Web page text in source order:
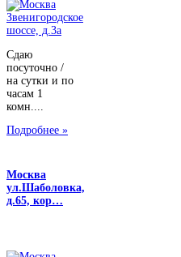
Сдаю
посуточно /
на сутки и по
часам 1
комн....
Подробнее »
Москва
ул.Шаболовка,
д.65, кор…